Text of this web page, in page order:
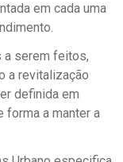
em cada uma
a serem feitos,
a revitalização
definida em
forma a manter a